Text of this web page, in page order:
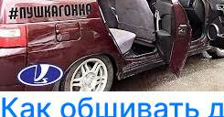
Как обшивать